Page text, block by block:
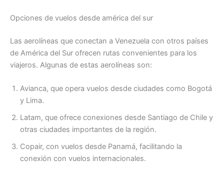
Opciones de vuelos desde américa del sur
Las aerolíneas que conectan a Venezuela con otros países
de América del Sur ofrecen rutas convenientes para los
viajeros. Algunas de estas aerolíneas son:
Avianca, que opera vuelos desde ciudades como Bogotá
y Lima.
Latam, que ofrece conexiones desde Santiago de Chile y
otras ciudades importantes de la región.
Copair, con vuelos desde Panamá, facilitando la
conexión con vuelos internacionales.